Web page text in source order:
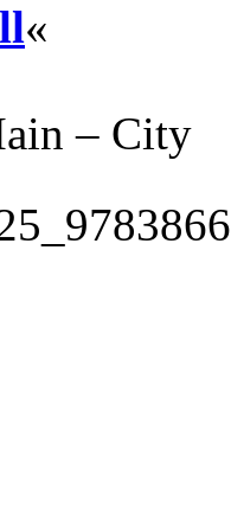
«
– City